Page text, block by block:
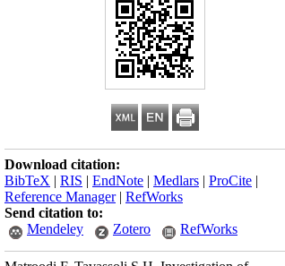
Download citation:
BibTeX | RIS | EndNote | Medlars | ProCite |
Reference Manager| RefWorks
Send citation to:
Mendeley
Zotero RefWorks